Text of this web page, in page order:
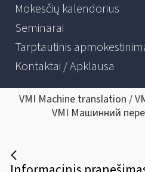
Mokesčių kalendorius
Seminarai
Tarptautinis
Kontaktai / Apklausa
VMI Machine translation /
VMI Машинний